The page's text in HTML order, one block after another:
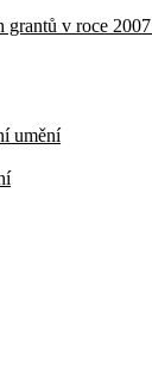
grantů v roce 2007
umění